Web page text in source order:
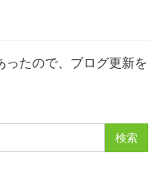
ったので、ブログ更新を